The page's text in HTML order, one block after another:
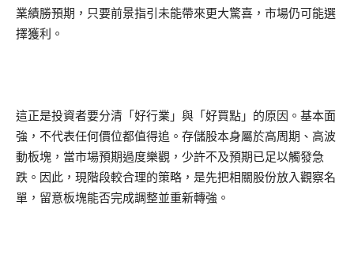
業績勝預期，只要前景指引未能帶來更大驚喜，市場仍可能選
擇獲利。
這正是投資者要分清「好行業」與「好買點」的原因。基本面
強，不代表任何價位都值得追。存儲股本身屬於高周期、高波
動板塊，當市場預期過度樂觀，少許不及預期已足以觸發急
跌。因此，現階段較合理的策略，是先把相關股份放入觀察名
單，留意板塊能否完成調整並重新轉強。